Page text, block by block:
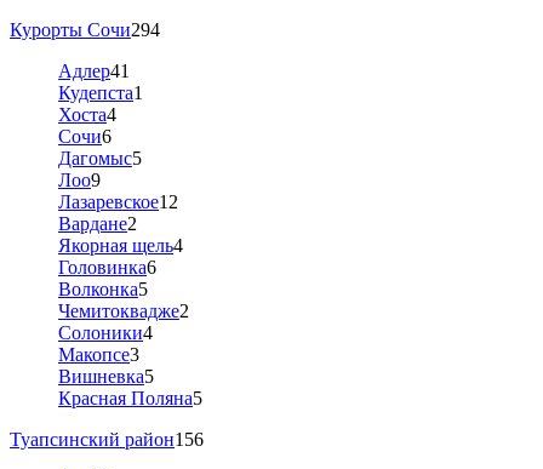
Курорты Сочи294
Адлер41
Кудепста1
Хоста4
Сочи6
Дагомыс5
Лоо9
Лазаревское12
Вардане2
Якорная щель4
Головинка6
Волконка5
Чемитоквадже2
Солоники4
Макопсе3
Вишневка5
Красная Поляна5
Туапсинский район156